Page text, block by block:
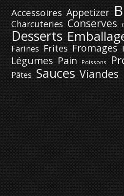
Accessoires Appetizer
Charcuteries Conserves
Desserts
Farines Frites Fromages
Légumes Pain Poissons
Pâtes Sauces Viandes